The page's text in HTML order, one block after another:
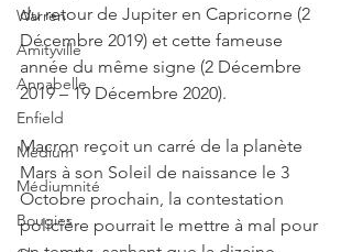
Warren
Amityville
Annabelle
Enfield
Médium
Médiumnité
Bougies
du retour de Jupiter en Capricorne (2
Décembre 2019) et cette fameuse
année du même signe (2 Décembre
2019 – 19 Décembre 2020).
Macron reçoit un carré de la planète
Mars à son Soleil de naissance le 3
Octobre prochain, la contestation
policière pourrait le mettre à mal pour